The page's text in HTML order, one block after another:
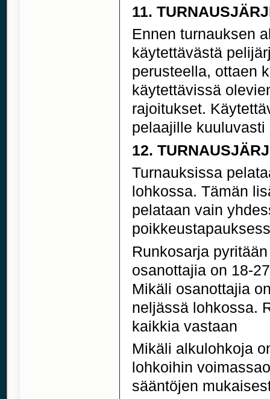
11.
Ennen turnauksen
käytettävästä
perusteella, ottaen
käytettävissä
rajoitukset.
pelaajille
12.
Turnauksissa
lohkossa. Tämän
pelataan vain
Runkosarja
osanottajia on 18-
Mikäli osanottajia
neljässä lohkossa.
kaikkia vastaan
Mikäli alkulohkoja
lohkoihin
sääntöjen